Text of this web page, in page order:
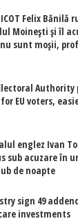
Felix Bănilă
Moinești și îl
sunt moșii,
Authority
EU voters,
englez Ivan
sub acuzare în
de noapte
sign 49
investments